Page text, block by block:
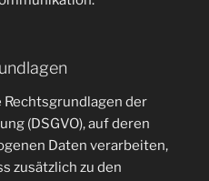
der
(DSGVO), auf deren
Daten verarbeiten,
zusätzlich zu den